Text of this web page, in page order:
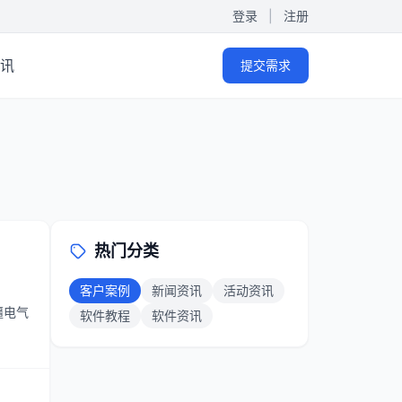
登录 注册
提交需求
气
热门分类
客户案例 新闻资讯
活动资讯
软件教程
软件资讯